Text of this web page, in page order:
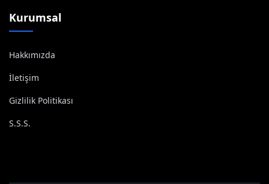
Kurumsal
Hakkımızda
İletişim
Gizlilik Politikası
S.S.S.